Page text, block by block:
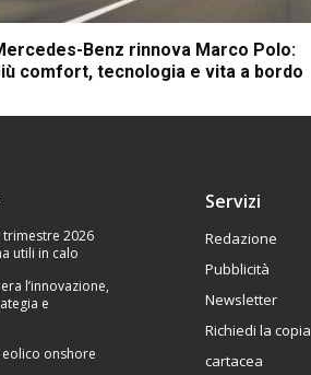
Benz rinnova Marco Polo:
comfort, tecnologia e vita a bordo
trimestre 2026
utili in calo
l’innovazione,
e
onshore
Servizi
Redazione
Pubblicità
Newsletter
Richiedi la copia
cartacea